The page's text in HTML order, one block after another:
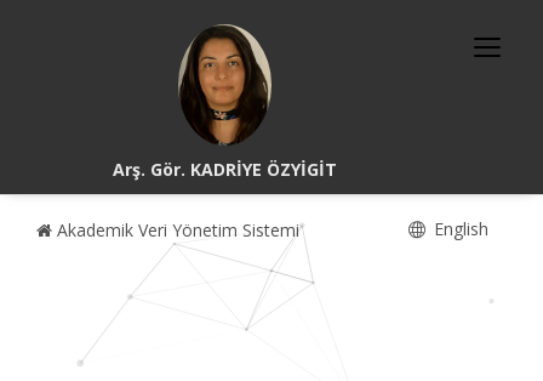
Arş. Gör. KADRİYE ÖZYİGİT
Akademik Veri Yönetim Sistemi English